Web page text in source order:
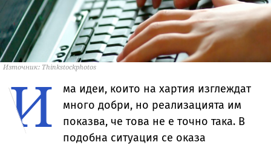
Източник: Thinkstockphotos
И
ма идеи, които на хартия изглеждат
много добри, но реализацията им
показва, че това не е точно така. В
подобна ситуация се оказа